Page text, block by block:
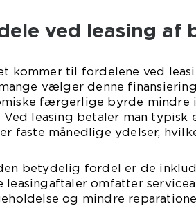
ved leasing af
kommer til fordelene ved
vælger denne
færgerlige byrde mindre
Ved leasing betaler man typisk
faste månedlige ydelser,
betydelig fordel er de
leasingaftaler omfatter
og mindre